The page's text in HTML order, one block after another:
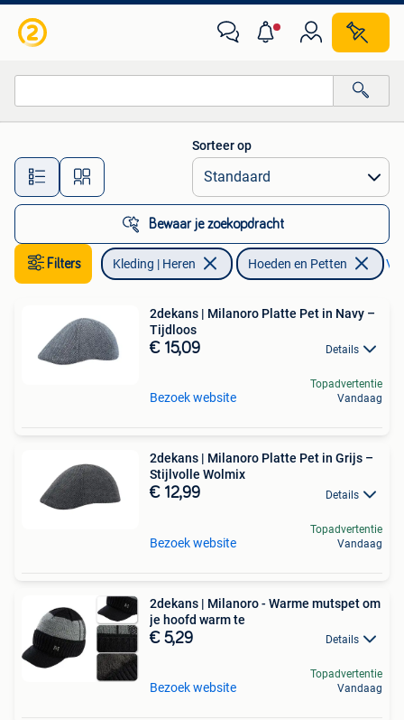
Alle afstanden…
Sorteer op
Bewaar je zoekopdracht
Filters Kleding | Heren Hoeden en Petten
2dekans | Milanoro Platte Pet in Navy –
Tijdloos
€ 15,09 Details
Bezoek website
Topadvertentie
Vandaag
2dekans | Milanoro Platte Pet in Grijs –
Stijlvolle Wolmix
€ 12,99 Details
Bezoek website
Topadvertentie
Vandaag
2dekans | Milanoro - Warme mutspet om
je hoofd warm te
€ 5,29 Details
Bezoek website
Topadvertentie
Vandaag